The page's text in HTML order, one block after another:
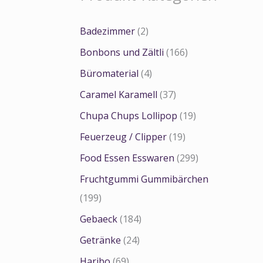
Badezimmer(2)
Bonbons und Zältli (166)
Büromaterial (4)
Caramel Karamell (37)
Chupa Chups Lollipop (19)
Feuerzeug / Clipper(19)
Food Essen Esswaren (299)
Fruchtgummi Gummibärchen
(199)
Gebaeck(184)
Getränke (24)